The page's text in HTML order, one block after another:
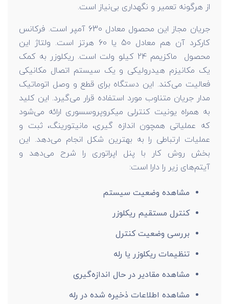
از هرگونه تعمیر و نگهداری بی‌نیاز است.
جریان مجاز این محصول معادل 630 آمپر است. فرکانس
کارکرد آن هم معادل 50 یا 60 هرتز است. ولتاژ این
محصول ماکزیمم 24 کیلو ولت است. ریکلوزر به کمک
یک مکانیزم هیدرولیکی و یک سیستم اتصال مکانیکی
فعالیت می‌کند. این دستگاه برای قطع و وصل اتوماتیک
مدار جریان متناوب مورد استفاده قرار می‌گیرد. این کلید
به همراه یونیت کنترلی میکروپروسسوری ارائه می‌شود
که عملیاتی همچون اندازه گیری، مانیتورینگ، ثبت و
عملیات ارتباطی را به بهترین شکل انجام می‌دهد. این
بخش روش کار با پنل اپراتوری را شرح می‌دهد و
آیتم‌های زیر را دارا است:
مشاهده وضعیت سیستم
کنترل مستقیم ریکلوزر
بررسی وضعیت کنترل
تنظیمات ریکلوزر یا رله
مشاهده مقادیر در حال اندازه‌گیری
مشاهده اطلاعات ذخیره شده در رله